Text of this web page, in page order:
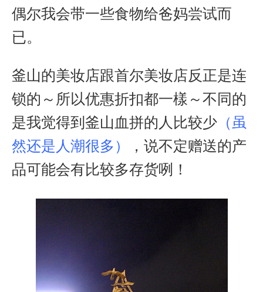
偶尔我会带一些食物给爸妈尝试而
已。
釜山的美妆店跟首尔美妆店反正是连
锁的～所以优惠折扣都一樣～不同的
是我觉得到釜山血拼的人比较少 （虽
然还是人潮很多）
，说不定赠送的产
品可能会有比较多存货咧！